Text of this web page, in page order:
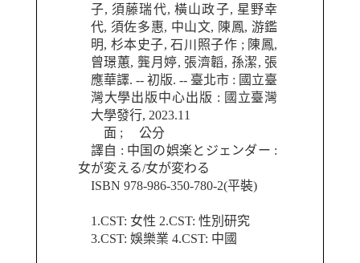
子, 須藤瑞代, 橫山政子, 星野幸
代, 須佐多惠, 中山文, 陳鳳, 游鑑
明, 杉本史子, 石川照子作 ; 陳鳳,
曾璟蕙, 龔月婷, 張濟韜, 孫潔, 張
應華譯. -- 初版. -- 臺北市 : 國立臺
灣大學出版中心出版 : 國立臺灣
大學發行, 2023.11
面 ; 公分
譯自 : 中国の娯楽とジェンダー :
女が変える/女が変わる
ISBN 978-986-350-780-2(平裝)
1.CST: 女性 2.CST: 性別研究
3.CST: 娛樂業 4.CST: 中國